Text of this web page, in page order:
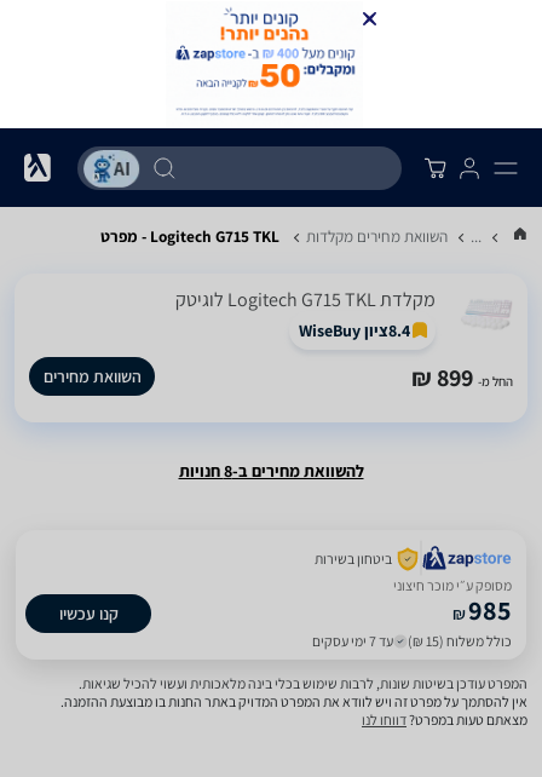
... השוואת מחירים מקלדות Logitech G715 TKL - מפרט
‏מקלדת Logitech G715 TKL לוגיטק
8.4ציון WiseBuy
החל מ- 899 ₪ השוואת מחירים
להשוואת מחירים ב-8 חנויות
ביטחון בשירות
מסופק ע״י מוכר חיצוני
₪985
כולל משלוח (15 ₪) עד 7 ימי עסקים
קנו עכשיו
המפרט עודכן בשיטות שונות, לרבות שימוש בכלי בינה מלאכותית ועשוי להכיל שגיאות.
אין להסתמך על מפרט זה ויש לוודא את המפרט המדויק באתר החנות בו מבוצעת ההזמנה.
מצאתם טעות במפרט?דווחו לנו